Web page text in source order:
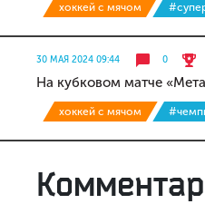
хоккей с мячом
30 МАЯ 2024 09:44 0
На кубковом матче
хоккей с мячом